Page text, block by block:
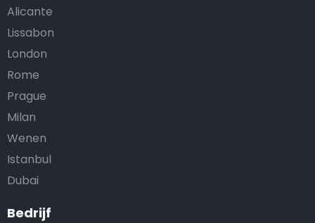
Bedrijf
Alicante
Lissabon
London
Rome
Prague
Milan
Wenen
Istanbul
Dubai